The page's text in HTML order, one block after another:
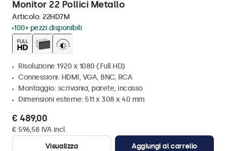
Monitor 22 Pollici Metallo
Articolo: 22HD7M
100+ pezzi disponibili
Risoluzione 1920 x 1080 (Full HD)
Connessioni: HDMI, VGA, BNC, RCA
Montaggio: scrivania, parete, incasso
Dimensioni esterne: 511 x 308 x 40 mm
€ 489,00
€ 596,58 IVA incl.
Visualizza
Aggiungi al carrello